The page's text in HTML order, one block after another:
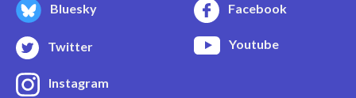
Bluesky Facebook
Twitter Youtube
Instagram